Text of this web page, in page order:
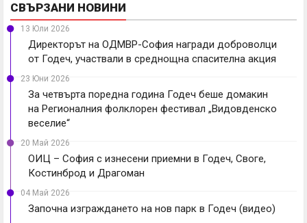
СВЪРЗАНИ НОВИНИ
13 Юли 2026
Директорът на ОДМВР-София награди доброволци
от Годеч, участвали в среднощна спасителна акция
23 Юни 2026
За четвърта поредна година Годеч беше домакин
на Регионалния фолклорен фестивал „Видовденско
веселие“
20 Май 2026
ОИЦ – София с изнесени приемни в Годеч, Своге,
Костинброд и Драгоман
04 Май 2026
Започна изграждането на нов парк в Годеч (видео)